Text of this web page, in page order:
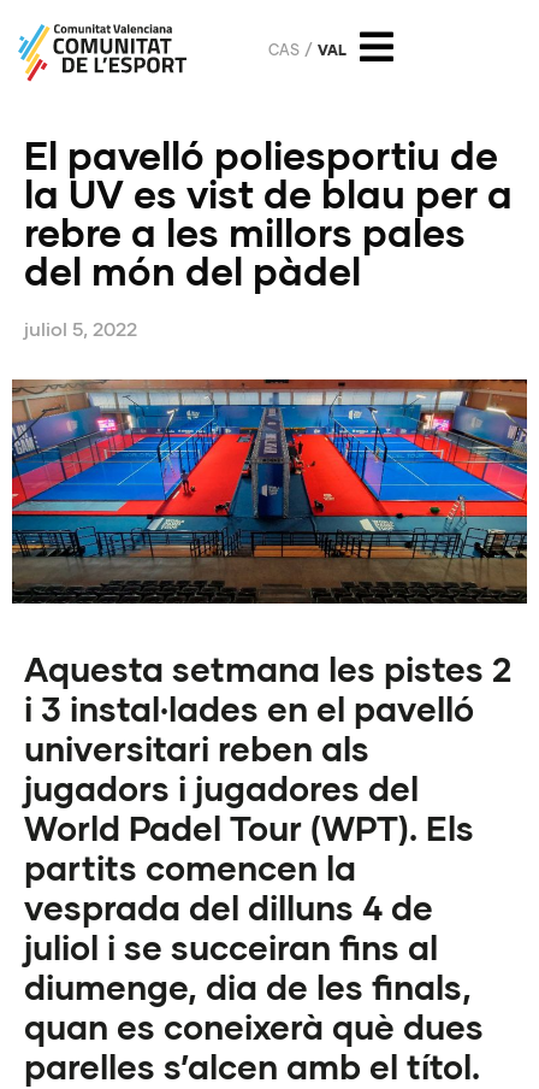
CAS VAL
El pavelló poliesportiu de
la UV es vist de blau per a
rebre a les millors pales
del món del pàdel
juliol 5, 2022
Aquesta setmana les pistes 2
i 3 instal·lades en el pavelló
universitari reben als
jugadors i jugadores del
World Padel Tour (WPT). Els
partits comencen la
vesprada del dilluns 4 de
juliol i se succeiran fins al
diumenge, dia de les finals,
quan es coneixerà què dues
parelles s’alcen amb el títol.